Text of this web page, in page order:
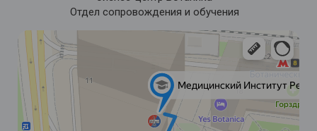
Отдел сопровождения и обучения